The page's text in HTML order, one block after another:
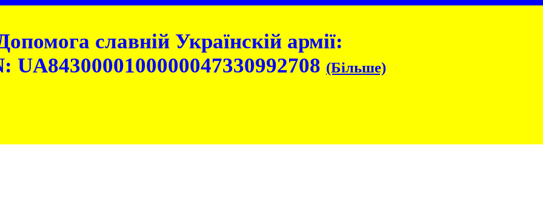
славній Українскій армії:
UA8430000100000047330992708 (Більше)